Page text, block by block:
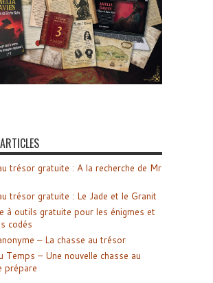
trésor gratuite : A la recherche de Mr
trésor gratuite : Le Jade et le Granit
à outils gratuite pour les énigmes et
codés
– La chasse au trésor
Temps – Une nouvelle chasse au
prépare